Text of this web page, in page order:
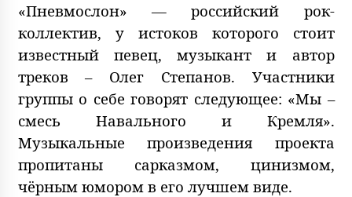
«Пневмослон» — российский рок-
коллектив, у истоков которого стоит
известный певец, музыкант и автор
треков – Олег Степанов. Участники
группы о себе говорят следующее: «Мы –
смесь Навального и Кремля».
Музыкальные произведения проекта
пропитаны сарказмом, цинизмом,
чёрным юмором в его лучшем виде.